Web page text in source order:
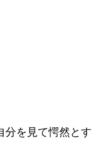
分を見て愕然とす